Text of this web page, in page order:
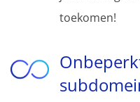
toekomen!